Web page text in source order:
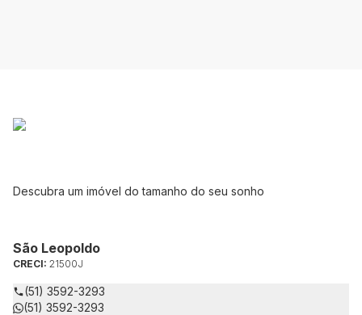
Descubra um imóvel do tamanho do seu sonho
São Leopoldo
CRECI: 21500J
(51) 3592-3293
(51) 3592-3293